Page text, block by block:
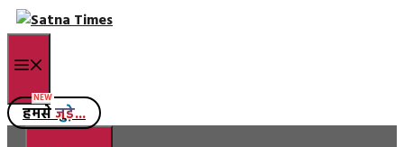
Skip
content
हमसेजुड़े...